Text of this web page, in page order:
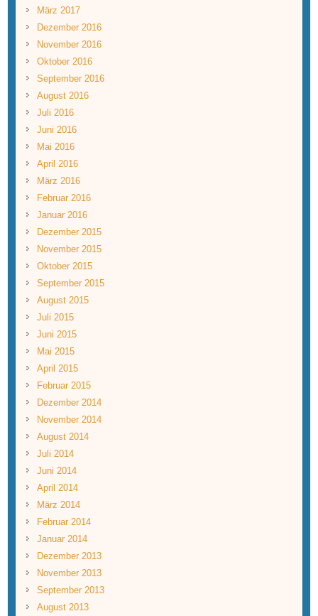
März 2017
Dezember 2016
November 2016
Oktober 2016
September 2016
August 2016
Juli 2016
Juni 2016
Mai 2016
April 2016
März 2016
Februar 2016
Januar 2016
Dezember 2015
November 2015
Oktober 2015
September 2015
August 2015
Juli 2015
Juni 2015
Mai 2015
April 2015
Februar 2015
Dezember 2014
November 2014
August 2014
Juli 2014
Juni 2014
April 2014
März 2014
Februar 2014
Januar 2014
Dezember 2013
November 2013
September 2013
August 2013